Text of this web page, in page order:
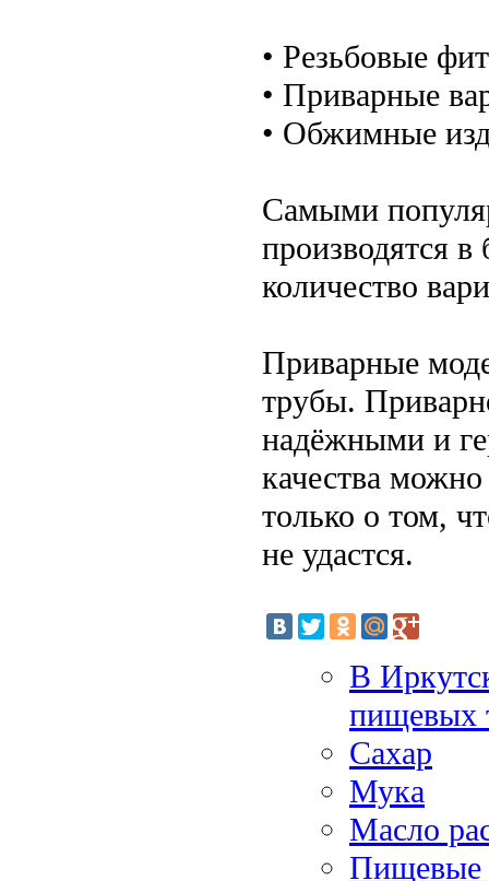
• Резьбовые
• Приварные
• Обжимные
Самыми
производятся
количество
Приварные
трубы.
надёжными и
качества
только о том,
не удастся.
В
пищевых
Сахар
Мука
Масло
Пищевые